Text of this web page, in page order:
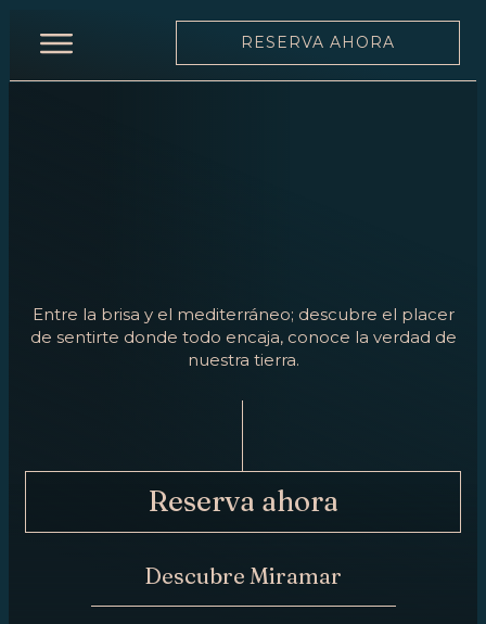
INICIO
EQUIPO
RESERVA
RESERVA AHORA
Entre la brisa y el mediterráneo; descubre el placer
de sentirte donde todo encaja, conoce la verdad de
nuestra tierra.
Reserva ahora
Descubre Miramar